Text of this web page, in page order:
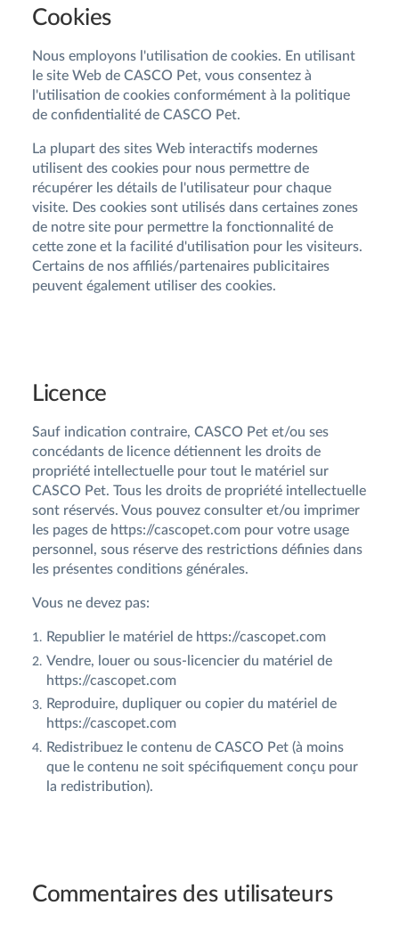
Cookies
Nous employons l'utilisation de cookies. En utilisant
le site Web de CASCO Pet, vous consentez à
l'utilisation de cookies conformément à la politique
de confidentialité de CASCO Pet.
La plupart des sites Web interactifs modernes
utilisent des cookies pour nous permettre de
récupérer les détails de l'utilisateur pour chaque
visite. Des cookies sont utilisés dans certaines zones
de notre site pour permettre la fonctionnalité de
cette zone et la facilité d'utilisation pour les visiteurs.
Certains de nos affiliés/partenaires publicitaires
peuvent également utiliser des cookies.
Licence
Sauf indication contraire, CASCO Pet et/ou ses
concédants de licence détiennent les droits de
propriété intellectuelle pour tout le matériel sur
CASCO Pet. Tous les droits de propriété intellectuelle
sont réservés. Vous pouvez consulter et/ou imprimer
les pages de https://cascopet.com pour votre usage
personnel, sous réserve des restrictions définies dans
les présentes conditions générales.
Vous ne devez pas:
Republier le matériel de https://cascopet.com
Vendre, louer ou sous-licencier du matériel de
https://cascopet.com
Reproduire, dupliquer ou copier du matériel de
https://cascopet.com
Redistribuez le contenu de CASCO Pet (à moins
que le contenu ne soit spécifiquement conçu pour
la redistribution).
Commentaires des utilisateurs